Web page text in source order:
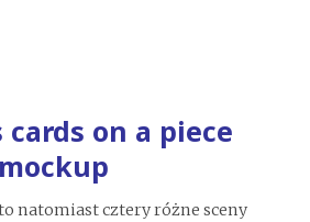
cards on a piece
natomiast cztery różne sceny